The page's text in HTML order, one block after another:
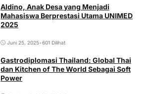
Aldino, Anak Desa yang Menjadi
Mahasiswa Berprestasi Utama UNIMED
2025
Juni 25, 2025•601 Dilihat
Gastrodiplomasi Thailand: Global Thai
dan Kitchen of The World Sebagai Soft
Power